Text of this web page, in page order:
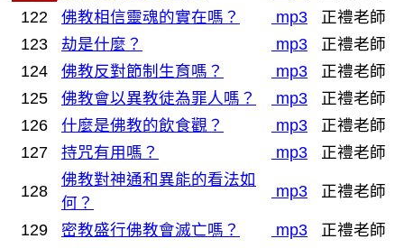
122
佛教相信靈魂的實在嗎？ mp3
正禮老師
123
劫是什麼？ mp3
正禮老師
124
佛教反對節制生育嗎？ mp3
正禮老師
125
佛教會以異教徒為罪人嗎？ mp3
正禮老師
126
什麼是佛教的飲食觀？ mp3
正禮老師
127
持咒有用嗎？ mp3 正禮老師
128
佛教對神通和異能的看法如
何？
mp3 正禮老師
129 密教盛行佛教會滅亡嗎？ mp3 正禮老師